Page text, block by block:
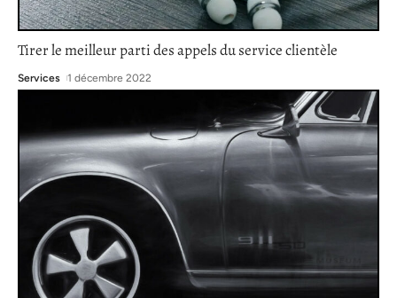
Tirer le meilleur parti des appels du service clientèle
Services 1 décembre 2022